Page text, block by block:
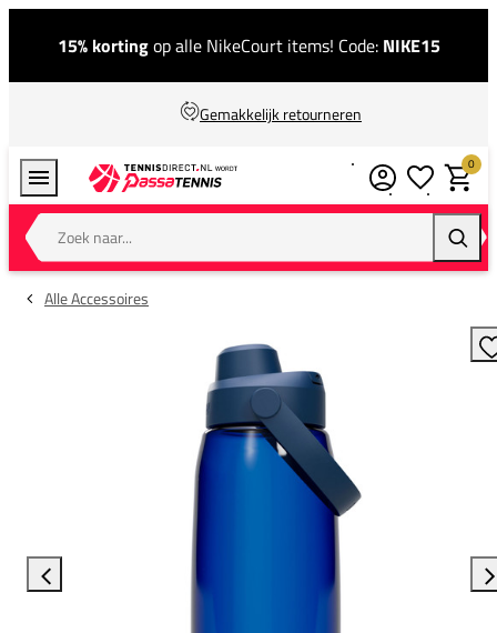
15% kortingop alle NikeCourt items! Code: NIKE15
Gemakkelijk retourneren
Zoek naar...
0
Alle Accessoires